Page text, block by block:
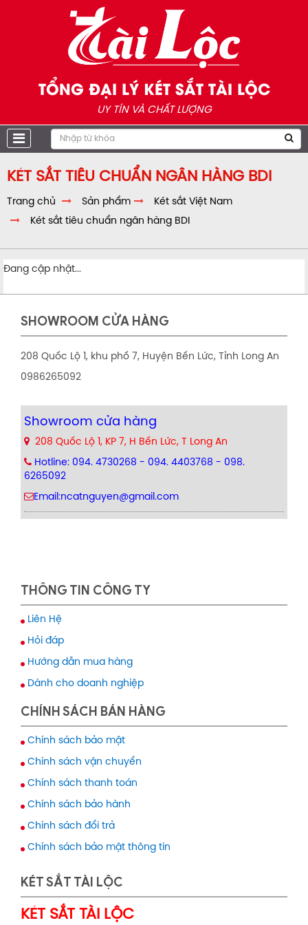
TỔNG ĐẠI LÝ KÉT SẮT TÀI LỘC
UY TÍN VÀ CHẤT LƯỢNG
KÉT SẮT TIÊU CHUẨN NGÂN HÀNG BDI
Trang chủ Sản phẩm
Két sắt Việt Nam
Két sắt tiêu chuẩn ngân hàng BDI
Đang cập nhật...
SHOWROOM CỬA HÀNG
208 Quốc Lộ 1, khu phố 7, Huyện Bến Lức, Tỉnh Long An
0986265092
Showroom cửa hàng
208 Quốc Lộ 1, KP 7, H Bến Lức, T Long An
Hotline: 094. 4730268 - 094. 4403768 - 098.
6265092
Email:ncatnguyen@gmail.com
THÔNG TIN CÔNG TY
Liên Hệ
Hỏi đáp
Hướng dẫn mua hàng
Dành cho doanh nghiệp
CHÍNH SÁCH BÁN HÀNG
Chính sách bảo mật
Chính sách vận chuyển
Chính sách thanh toán
Chính sách bảo hành
Chính sách đổi trả
Chính sách bảo mật thông tin
KÉT SẮT TÀI LỘC
KÉT SẮT TÀI LỘC